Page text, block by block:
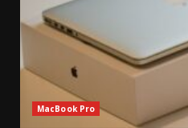
MacBook Pro